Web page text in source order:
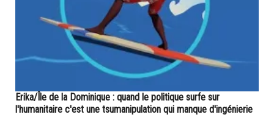
Erika/Île de la Dominique : quand le politique surfe sur
l'humanitaire c'est une tsumanipulation qui manque d'ingénierie